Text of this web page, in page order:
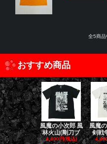
全5商
おすすめ商品
風魔の小次郎 風
林火山(剛刀ブ
4,400円(税込)
風魔
剣戦